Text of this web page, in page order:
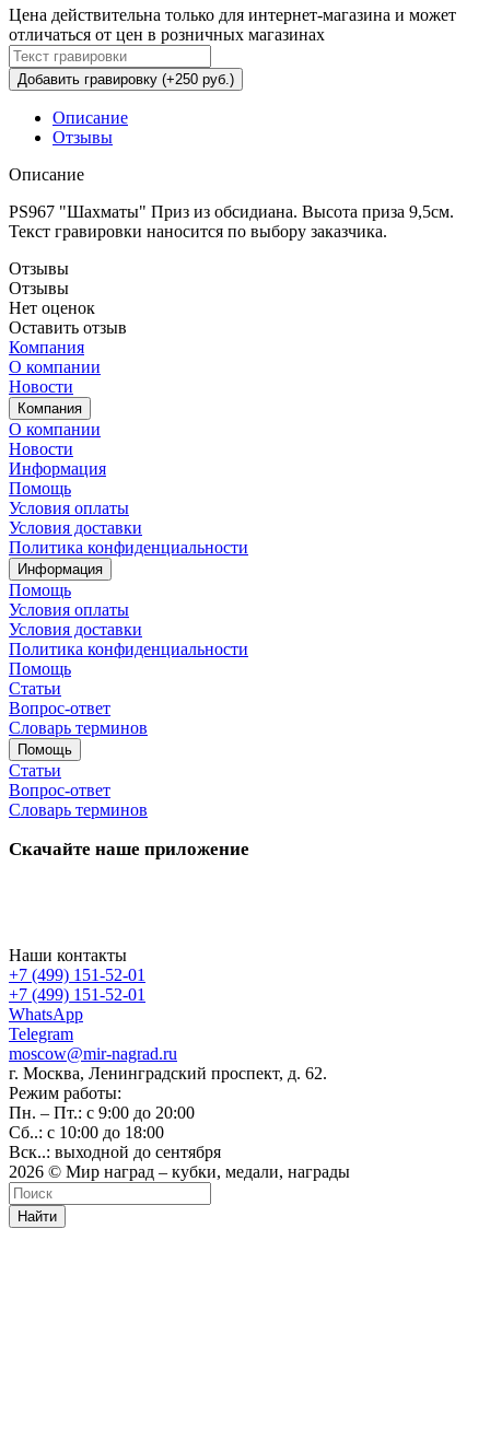
Цена действительна только для интернет-магазина и может
отличаться от цен в розничных магазинах
Добавить гравировку (+250 руб.)
Описание
Отзывы
Описание
PS967 "Шахматы" Приз из обсидиана. Высота приза 9,5см.
Текст гравировки наносится по выбору заказчика.
Отзывы
Отзывы
Нет оценок
Оставить отзыв
Компания
О компании
Новости
Компания
О компании
Новости
Информация
Помощь
Условия оплаты
Условия доставки
Политика конфиденциальности
Информация
Помощь
Условия оплаты
Условия доставки
Политика конфиденциальности
Помощь
Статьи
Вопрос-ответ
Словарь терминов
Помощь
Статьи
Вопрос-ответ
Словарь терминов
Скачайте наше приложение
Наши контакты
+7 (499) 151-52-01
+7 (499) 151-52-01
WhatsApp
Telegram
moscow@mir-nagrad.ru
г. Москва, Ленинградский проспект, д. 62.
Режим работы:
Пн. – Пт.: с 9:00 до 20:00
Сб..: с 10:00 до 18:00
Вск..: выходной до сентября
2026 © Мир наград – кубки, медали, награды
Найти